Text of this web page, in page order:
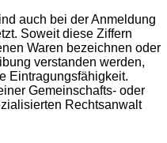
auch bei der Anmeldung
Soweit diese Ziffern
Waren bezeichnen oder
verstanden werden,
Eintragungsfähigkeit.
Gemeinschafts- oder
Rechtsanwalt